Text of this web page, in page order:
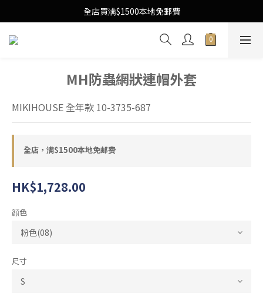
Free Local Shipping Upon $1500 purchase
全店買满$1500本地免郵費
Free Local Shipping Upon $1500 purchase
MH防蟲網狀連帽外套
MIKIHOUSE 全年款 10-3735-687
全店，满$1500本地免邮费
HK$1,728.00
顔色
尺寸